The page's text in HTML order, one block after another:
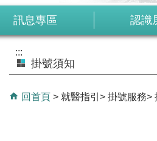
訊息專區 認識
:::
掛號須知
回首頁 就醫指引 掛號服務